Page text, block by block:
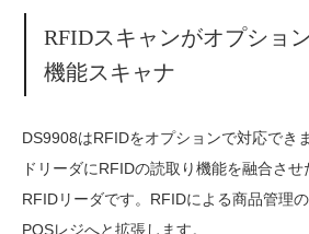
RFIDスキャンがオプショ
機能スキャナ
DS9908はRFIDをオプションで対応でき
ドリーダにRFIDの読取り機能を融合さ
RFIDリーダです。RFIDによる商品管理
POSレジへと拡張します。